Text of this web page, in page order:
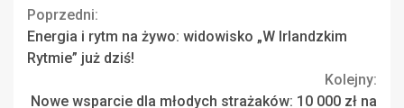
Continue
Reading
Poprzedni:
Energia i rytm na żywo: widowisko „W Irlandzkim
Rytmie” już dziś!
Kolejny:
Nowe wsparcie dla młodych strażaków: 10 000 zł na